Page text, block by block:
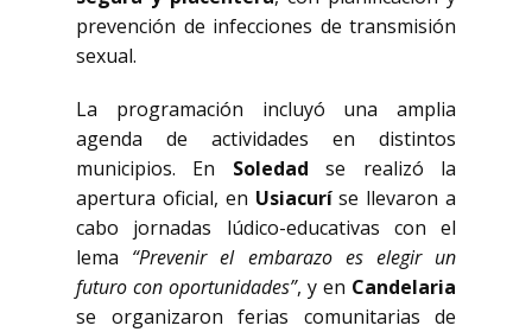
prevención de infecciones de transmisión
sexual.
La programación incluyó una amplia
agenda de actividades en distintos
municipios. En Soledad se realizó la
apertura oficial, en Usiacuríse llevaron a
cabo jornadas lúdico-educativas con el
lema “Prevenir el embarazo es elegir un
futuro con oportunidades”, y en Candelaria
se organizaron ferias comunitarias de